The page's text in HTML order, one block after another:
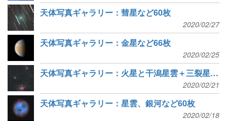
天体写真ギャラリー：彗星など60枚
2020/02/27
天体写真ギャラリー：金星など66枚
2020/02/25
天体写真ギャラリー：火星と干潟星雲＋三裂星雲など53枚
2020/02/21
天体写真ギャラリー：星雲、銀河など60枚
2020/02/18